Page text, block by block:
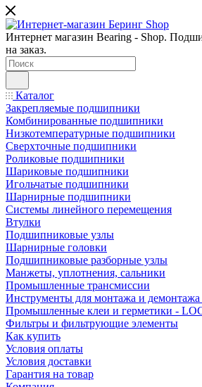
Интернет магазин Bearing - Shop.
на заказ.
Каталог
Закрепляемые подшипники
Комбинированные подшипники
Низкотемпературные подшипники
Сверхточные подшипники
Роликовые подшипники
Шариковые подшипники
Игольчатые подшипники
Шарнирные подшипники
Системы линейного перемещения
Втулки
Подшипниковые узлы
Шарнирные головки
Подшипниковые разборные узлы
Манжеты, уплотнения, сальники
Промышленные трансмиссии
Инструменты для монтажа и
Промышленные клеи и герметики -
Фильтры и фильтрующие элементы
Как купить
Условия оплаты
Условия доставки
Гарантия на товар